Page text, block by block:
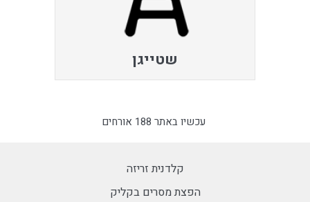
שטייגן
עכשיו באתר 188 אורחים
קלדנית זריזה
הפצת מסרים בקליק